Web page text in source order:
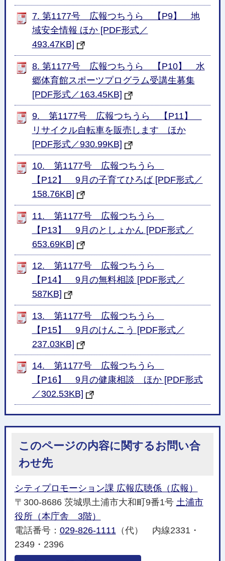
7. 第1177号 広報つちうら 【P9】 地
域安全情報 ほか [PDF形式／
493.47KB]
8. 第1177号 広報つちうら 【P10】 水
郷体育館スポーツプログラム受講生募集
[PDF形式／163.45KB]
9. 第1177号 広報つちうら 【P11】
リサイクル自転車を販売します ほか
[PDF形式／930.99KB]
10. 第1177号 広報つちうら
【P12】 9月の子育てひろば [PDF形式／
158.76KB]
11. 第1177号 広報つちうら
【P13】 9月のとしょかん [PDF形式／
653.69KB]
12. 第1177号 広報つちうら
【P14】 9月の無料相談 [PDF形式／
587KB]
13. 第1177号 広報つちうら
【P15】 9月のけんこう [PDF形式／
237.03KB]
14. 第1177号 広報つちうら
【P16】 9月の健康相談 ほか [PDF形式
／302.53KB]
このページの内容に関するお問い合
わせ先
シティプロモーション課 広報広聴係（広報）
〒300-8686 茨城県土浦市大和町9番1号 土浦市
役所（本庁舎 3階）
電話番号： 029-826-1111（代） 内線2331・
2349・2396